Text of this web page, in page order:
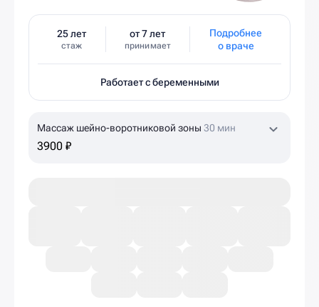
25 лет
стаж
от 7 лет
принимает
Подробнее
о враче
Работает с беременными
Массаж шейно-воротниковой зоны 30 мин
3900 ₽